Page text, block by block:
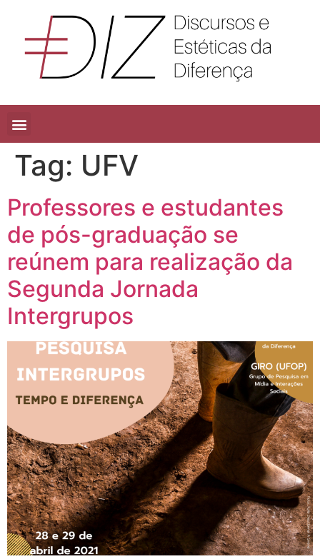
Tag: UFV
Professores e estudantes
de pós-graduação se
reúnem para realização da
Segunda Jornada
Intergrupos